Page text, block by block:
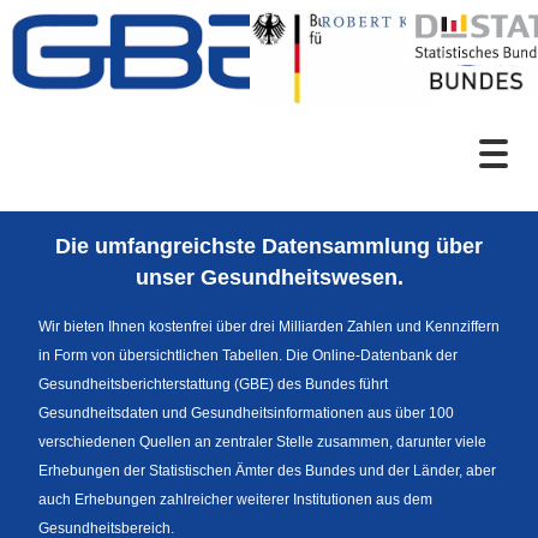
Zum Inhalt
Sprachumschaltung
Die umfangreichste Datensammlung über
unser Gesundheitswesen.
Wir bieten Ihnen kostenfrei über drei Milliarden Zahlen und Kennziffern
in Form von übersichtlichen Tabellen. Die Online-Datenbank der
Gesundheitsberichterstattung (GBE) des Bundes führt
Gesundheitsdaten und Gesundheitsinformationen aus über 100
verschiedenen Quellen an zentraler Stelle zusammen, darunter viele
Erhebungen der Statistischen Ämter des Bundes und der Länder, aber
auch Erhebungen zahlreicher weiterer Institutionen aus dem
Gesundheitsbereich.